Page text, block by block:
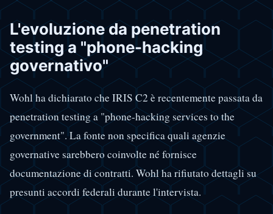
L'evoluzione da penetration
testing a "phone-hacking
governativo"
Wohl ha dichiarato che IRIS C2 è recentemente passata da
penetration testing a "phone-hacking services to the
government". La fonte non specifica quali agenzie
governative sarebbero coinvolte né fornisce
documentazione di contratti. Wohl ha rifiutato dettagli su
presunti accordi federali durante l'intervista.